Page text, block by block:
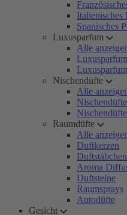
Italienisches
Spanisches
Luxusparfum
Alle
Nischendüfte
Alle
Raumdüfte
Alle
Duftkerzen
Duftstäbchen
Aroma
Duftsteine
Raumsprays
Autodüfte
Gesicht